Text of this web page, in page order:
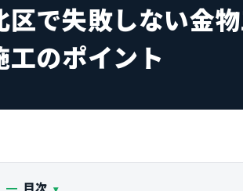
区で失敗しない金
工のポイント
目次